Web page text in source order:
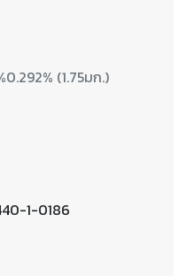
(1.75มก.)
1-0186